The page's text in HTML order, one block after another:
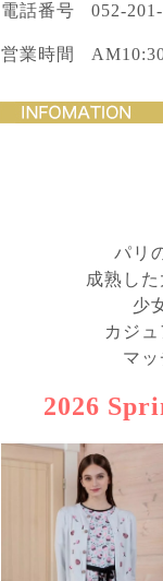
電話番号 052-
営業時間
パリ
成熟し
少
カジ
マッ
2026